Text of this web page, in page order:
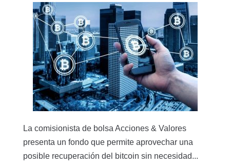
La comisionista de bolsa Acciones & Valores
presenta un fondo que permite aprovechar una
posible recuperación del bitcoin sin necesidad...